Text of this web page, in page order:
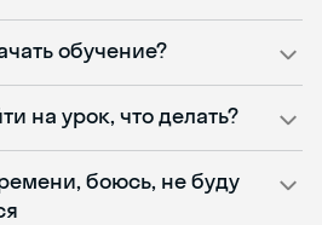
обучение?
на урок, что делать?
боюсь, не буду